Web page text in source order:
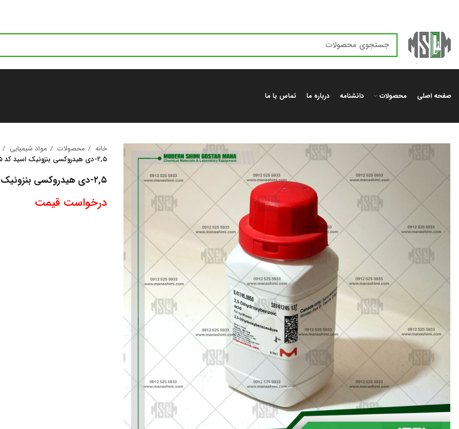
صفحه اصلی محصولات دانشنامه درباره ما تماس با ما
خانه محصولات
مواد شیمیایی
۲,۵-دی‌ هیدروکسی‌ بنزوئیک اسید کد ۸۴۱۷۴۵ | ۲,۵-Dihydroxybenzoic acid
۲,۵-دی‌ هیدروکسی‌ بنزوئیک اسید کد ۸۴۱۷۴۵ | ۲,۵-Dihydroxybenzoic acid
درخواست قیمت